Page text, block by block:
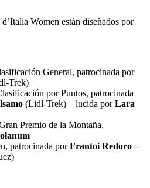
Women están diseñados por
General, patrocinada por
Trek)
por Puntos, patrocinada
(Lidl-Trek) – lucida porLara
Premio de la Montaña,
patrocinada porFrantoi Redoro –